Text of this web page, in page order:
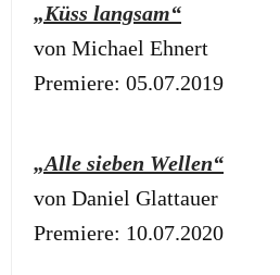
„Küss langsam“
von Michael Ehnert
Premiere: 05.07.2019
„Alle sieben Wellen“
von Daniel Glattauer
Premiere: 10.07.2020